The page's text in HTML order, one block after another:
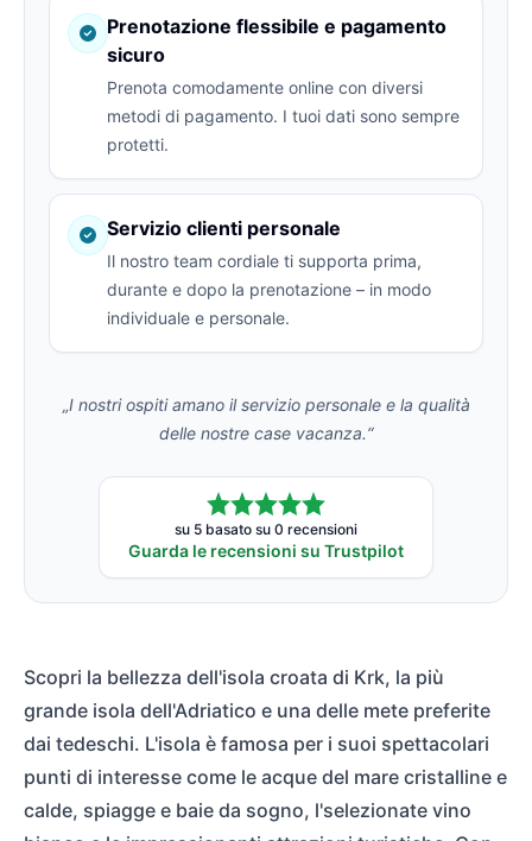
Prenotazione flessibile e pagamento
sicuro
Prenota comodamente online con diversi
metodi di pagamento. I tuoi dati sono sempre
protetti.
Servizio clienti personale
Il nostro team cordiale ti supporta prima,
durante e dopo la prenotazione – in modo
individuale e personale.
„I nostri ospiti amano il servizio personale e la qualità
delle nostre case vacanza.“
su 5 basato su 0 recensioni
Guarda le recensioni su Trustpilot
Scopri la bellezza dell'isola croata di Krk, la più
grande isola dell'Adriatico e una delle mete preferite
dai tedeschi. L'isola è famosa per i suoi spettacolari
punti di interesse come le acque del mare cristalline e
calde, spiagge e baie da sogno, l'selezionate vino